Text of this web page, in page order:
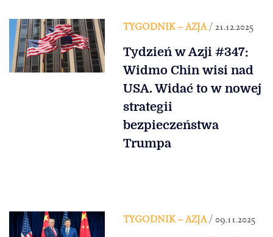
TYGODNIK – AZJA/ 21.12.2025
Tydzień w Azji #347:
Widmo Chin wisi nad
USA. Widać to w nowej
strategii
bezpieczeństwa
Trumpa
TYGODNIK – AZJA/ 09.11.2025